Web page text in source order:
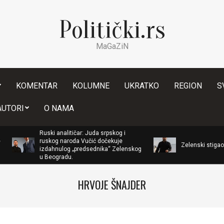
Politički.rs
MaGaZiN
Menu
KOMENTAR KOLUMNE UKRATKO REGION
O NAMA
Ruski analitičar: Juda srpskog i
ruskog naroda Vučić dočekuje
izdahnulog „predsednika“ Zelenskog
Zelenski stigao u Beograd
HRVOJE ŠNAJDER